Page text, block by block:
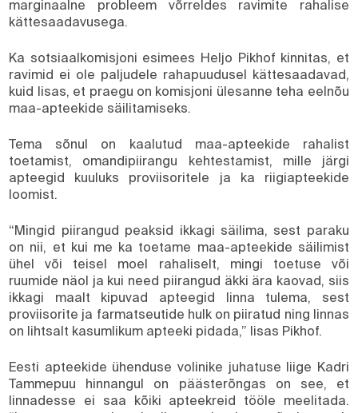
marginaalne probleem võrreldes ravimite rahalise
kättesaadavusega.
Ka sotsiaalkomisjoni esimees Heljo Pikhof kinnitas, et
ravimid ei ole paljudele rahapuudusel kättesaadavad,
kuid lisas, et praegu on komisjoni ülesanne teha eelnõu
maa-apteekide säilitamiseks.
Tema sõnul on kaalutud maa-apteekide rahalist
toetamist, omandipiirangu kehtestamist, mille järgi
apteegid kuuluks proviisoritele ja ka riigiapteekide
loomist.
“Mingid piirangud peaksid ikkagi säilima, sest paraku
on nii, et kui me ka toetame maa-apteekide säilimist
ühel või teisel moel rahaliselt, mingi toetuse või
ruumide näol ja kui need piirangud äkki ära kaovad, siis
ikkagi maalt kipuvad apteegid linna tulema, sest
proviisorite ja farmatseutide hulk on piiratud ning linnas
on lihtsalt kasumlikum apteeki pidada,” lisas Pikhof.
Eesti apteekide ühenduse volinike juhatuse liige Kadri
Tammepuu hinnangul on päästerõngas on see, et
linnadesse ei saa kõiki apteekreid tööle meelitada.